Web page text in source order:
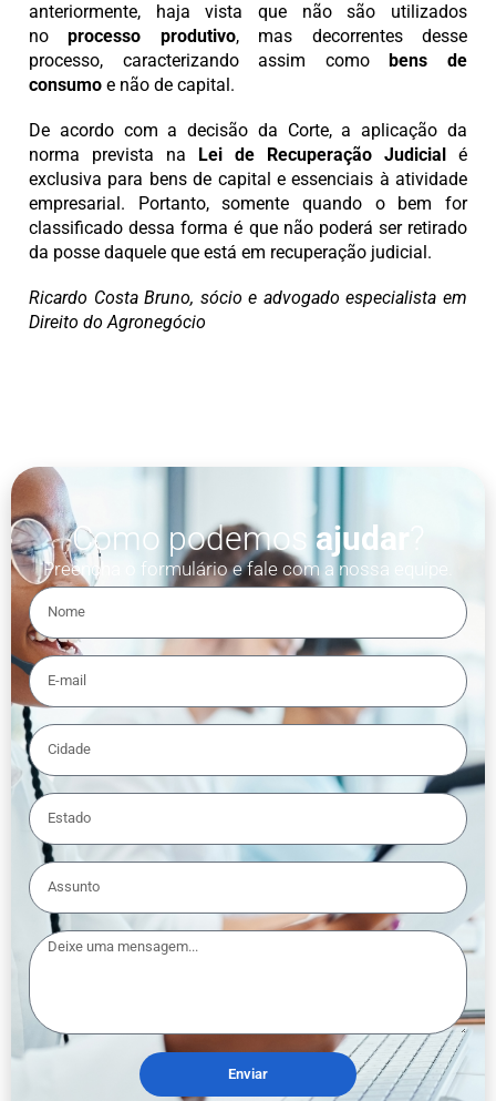
anteriormente, haja vista que não são utilizados
noprocesso produtivo, mas decorrentes desse
processo, caracterizando assim comobens de
consumo e não de capital.
De acordo com a decisão da Corte, a aplicação da
norma prevista na Lei de Recuperação Judicial é
exclusiva para bens de capital e essenciais à atividade
empresarial. Portanto, somente quando o bem for
classificado dessa forma é que não poderá ser retirado
da posse daquele que está em recuperação judicial.
Ricardo Costa Bruno, sócio e advogado especialista em
Direito do Agronegócio
Como podemos ajudar
Preencha o formulário e fale com a nossa equipe.
Enviar